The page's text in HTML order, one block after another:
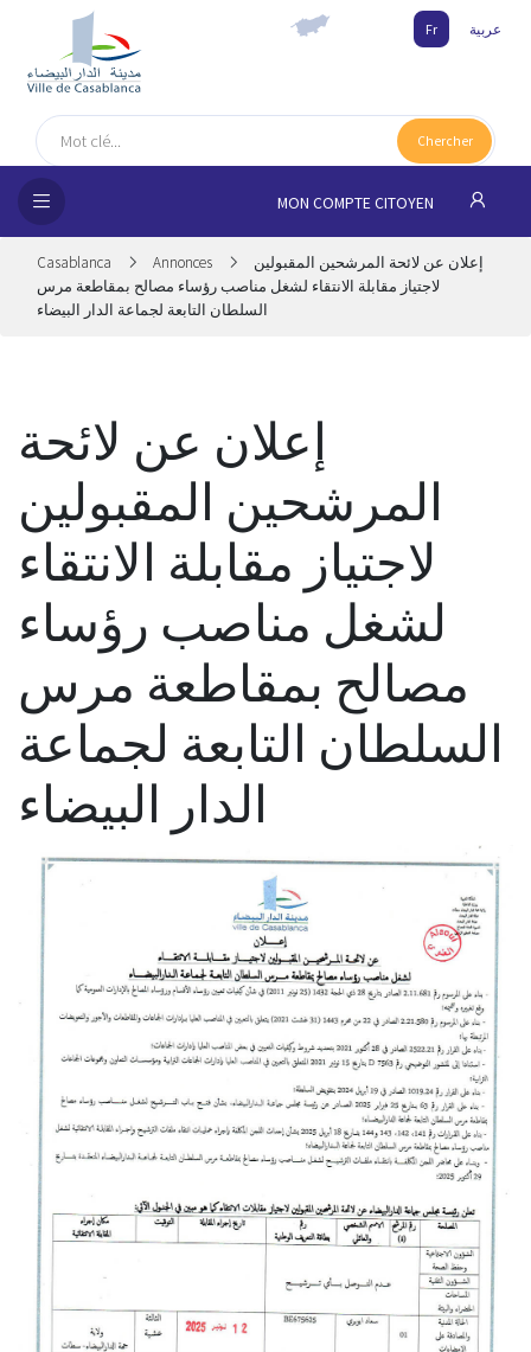
Fr عربية
Chercher
MON COMPTE CITOYEN
Casablanca Annonces
إعلان عن لائحة المرشحين المقبولين
لاجتياز مقابلة الانتقاء لشغل مناصب رؤساء مصالح بمقاطعة مرس
السلطان التابعة لجماعة الدار البيضاء
إعلان عن لائحة
المرشحين المقبولين
لاجتياز مقابلة الانتقاء
لشغل مناصب رؤساء
مصالح بمقاطعة مرس
السلطان التابعة لجماعة
الدار البيضاء